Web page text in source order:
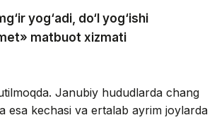
yog‘adi, do‘l yog‘ishi
matbuot xizmati
Janubiy hududlarda chang
esa kechasi va ertalab ayrim joylarda